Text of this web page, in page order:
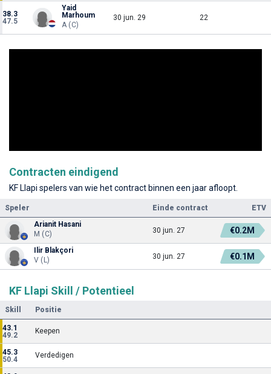
38.3
47.5
Yaid
Marhoum
A (C)
30 jun. 29 22
Contracten eindigend
KF Llapi spelers van wie het contract binnen een jaar afloopt.
Speler Einde contract
ETV
Arianit Hasani
M (C)
30 jun. 27 €0.2M
Ilir Blakçori
V (L)
30 jun. 27 €0.1M
KF Llapi Skill / Potentieel
Skill Positie
43.1
49.2
Keepen
45.3
50.4
Verdedigen